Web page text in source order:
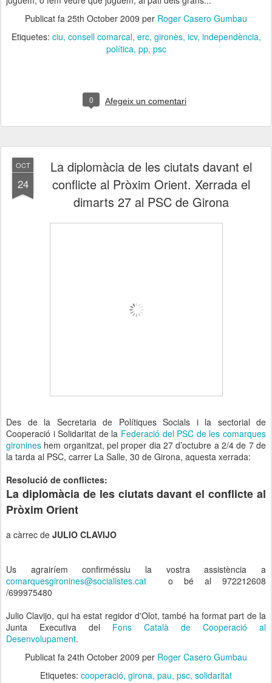
Publicat fa 25th October 2009 per Roger Casero Gumbau
Etiquetes: ciu consell comarcal erc gironès icv independència
política pp psc
0 Afegeix un comentari
OCT
24
La diplomàcia de les ciutats davant el
conflicte al Pròxim Orient. Xerrada el
dimarts 27 al PSC de Girona
Des de la Secretaria de Polítiques Socials i la sectorial de
Cooperació i Solidaritat de la Federació del PSC de les comarques
gironines hem organitzat, pel proper dia 27 d’octubre a 2/4 de 7 de
la tarda al PSC, carrer La Salle, 30 de Girona, aquesta xerrada:
Resolució de conflictes:
La diplomàcia de les ciutats davant el conflicte al
Pròxim Orient
a càrrec de JULIO CLAVIJO
Us agrairíem confirméssiu la vostra assistència a
comarquesgironines@socialistes.cat o bé al 972212608
/699975480
Julio Clavijo, qui ha estat regidor d'Olot, també ha format part de la
Junta Executiva del Fons Català de Cooperació al
Desenvolupament.
Publicat fa 24th October 2009 per Roger Casero Gumbau
Etiquetes: cooperació girona pau psc solidaritat